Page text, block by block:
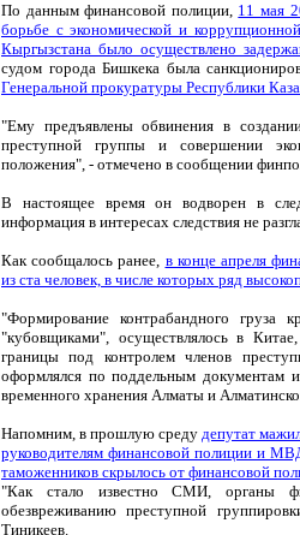
По данным финансовой полиции, 11 мая
борьбе с экономической и
Кыргызстана было осуществлено
судом города Бишкека была
Генеральной прокуратуры Республики
"Ему предъявлены обвинения в
преступной группы и совершении
положения", - отмечено в сообщении
В настоящее время он водворен в
информация в интересах следствия не
Как сообщалось ранее, в конце апреля
из ста человек, в числе которых ряд
"Формирование контрабандного груза
"кубовщиками", осуществлялось в
границы под контролем членов
оформлялся по поддельным документам
временного хранения Алматы и
Напомним, в прошлую среду депутат
руководителям финансовой полиции и
таможенников скрылось от финансовой
"Как стало известно СМИ, органы
обезвреживанию преступной
Тиникеев.